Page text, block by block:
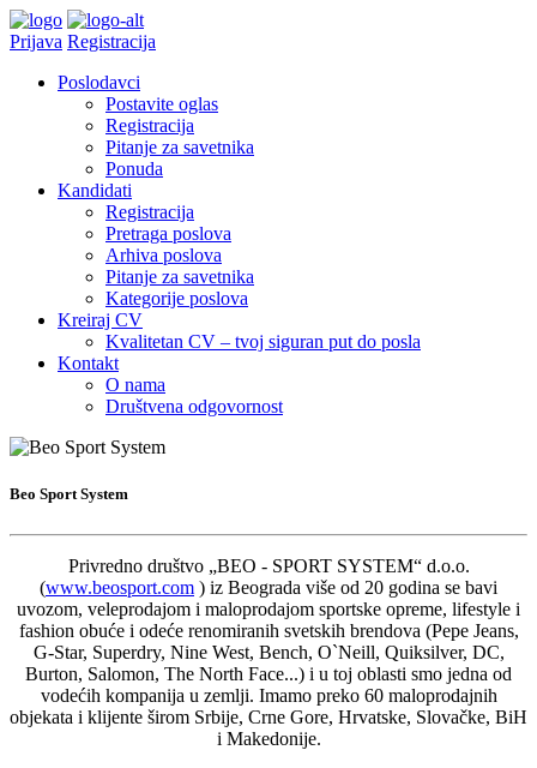
Prijava Registracija
Poslodavci
Postavite oglas
Registracija
Pitanje za savetnika
Ponuda
Kandidati
Registracija
Pretraga poslova
Arhiva poslova
Pitanje za savetnika
Kategorije poslova
Kreiraj CV
Kvalitetan CV – tvoj siguran put do posla
Kontakt
O nama
Društvena odgovornost
Beo Sport System
Privredno društvo „BEO - SPORT SYSTEM“ d.o.o.
(www.beosport.com ) iz Beograda više od 20 godina se bavi
uvozom, veleprodajom i maloprodajom sportske opreme, lifestyle i
fashion obuće i odeće renomiranih svetskih brendova (Pepe Jeans,
G-Star, Superdry, Nine West, Bench, O`Neill, Quiksilver, DC,
Burton, Salomon, The North Face...) i u toj oblasti smo jedna od
vodećih kompanija u zemlji. Imamo preko 60 maloprodajnih
objekata i klijente širom Srbije, Crne Gore, Hrvatske, Slovačke, BiH
i Makedonije.